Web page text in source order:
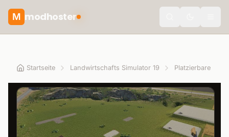
M modhoster
Startseite Landwirtschafts Simulator 19 Platzierbare